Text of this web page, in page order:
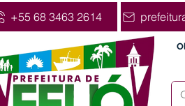
+55 68 3463 2614